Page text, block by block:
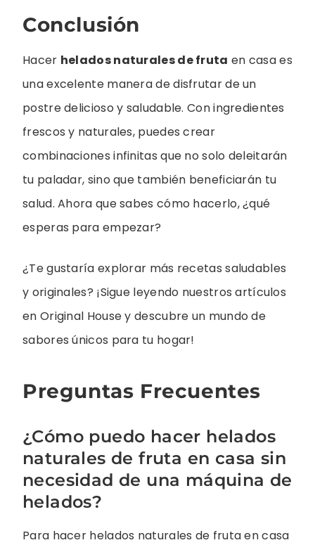
Conclusión
Hacer helados naturales de fruta en casa es
una excelente manera de disfrutar de un
postre delicioso y saludable. Con ingredientes
frescos y naturales, puedes crear
combinaciones infinitas que no solo deleitarán
tu paladar, sino que también beneficiarán tu
salud. Ahora que sabes cómo hacerlo, ¿qué
esperas para empezar?
¿Te gustaría explorar más recetas saludables
y originales? ¡Sigue leyendo nuestros artículos
en Original House y descubre un mundo de
sabores únicos para tu hogar!
Preguntas Frecuentes
¿Cómo puedo hacer helados
naturales de fruta en casa sin
necesidad de una máquina de
helados?
Para hacer helados naturales de fruta en casa